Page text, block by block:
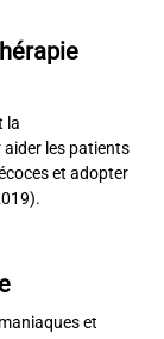
la
les patients
et adopter
et